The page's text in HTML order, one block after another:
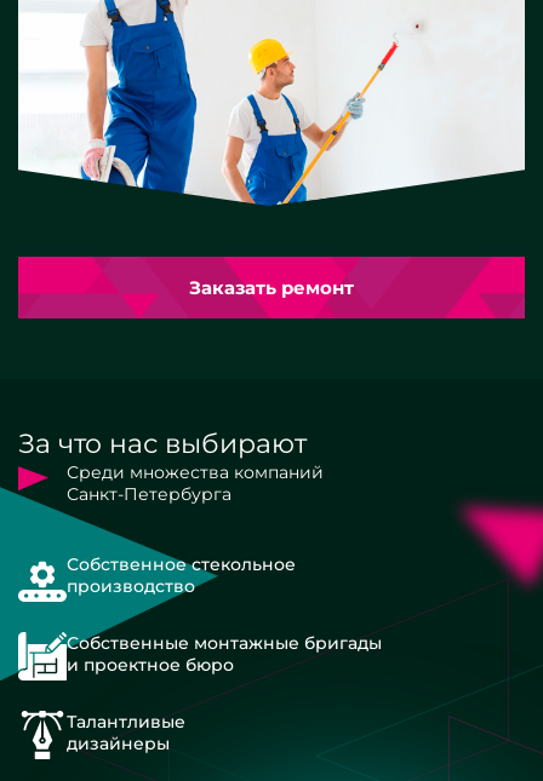
Заказать ремонт
За что нас выбирают
Среди множества компаний
Санкт-Петербурга
Собственное стекольное
производство
Собственные монтажные бригады
и проектное бюро
Талантливые
дизайнеры